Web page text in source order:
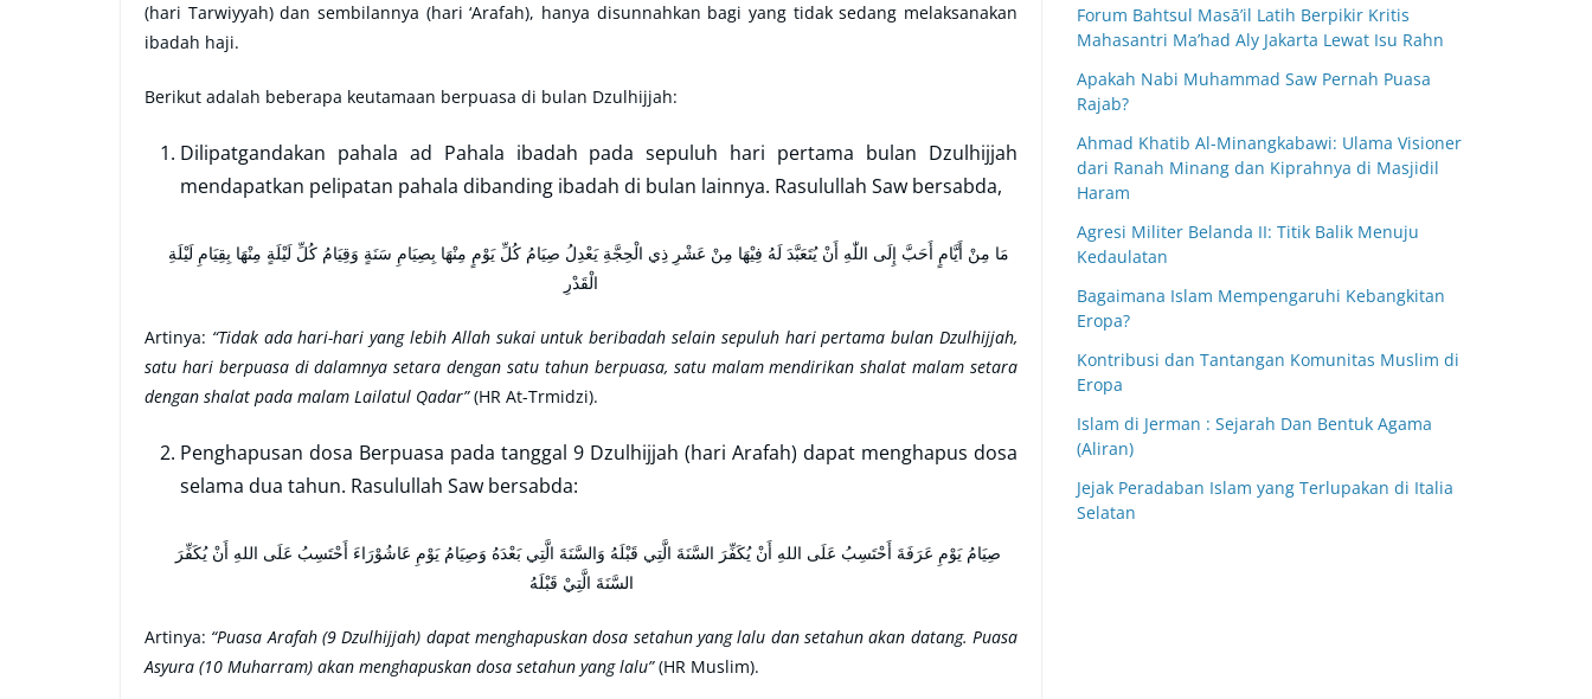
(hari Tarwiyyah) dan sembilannya (hari ‘Arafah), hanya disunnahkan bagi yang tidak sedang melaksanakan
ibadah haji.
Berikut adalah beberapa keutamaan berpuasa di bulan Dzulhijjah:
Dilipatgandakan pahala ad Pahala ibadah pada sepuluh hari pertama bulan Dzulhijjah
mendapatkan pelipatan pahala dibanding ibadah di bulan lainnya. Rasulullah Saw bersabda,
الْقَدْرِ
Artinya: “Tidak ada hari-hari yang lebih Allah sukai untuk beribadah selain sepuluh hari pertama bulan Dzulhijjah,
satu hari berpuasa di dalamnya setara dengan satu tahun berpuasa, satu malam mendirikan shalat malam setara
dengan shalat pada malam Lailatul Qadar”(HR At-Trmidzi).
Penghapusan dosa Berpuasa pada tanggal 9 Dzulhijjah (hari Arafah) dapat menghapus dosa
selama dua tahun. Rasulullah Saw bersabda:
السَّنَةَ الَّتِيْ قَبْلَهُ
Artinya: “Puasa Arafah (9 Dzulhijjah) dapat menghapuskan dosa setahun yang lalu dan setahun akan datang. Puasa
Asyura (10 Muharram) akan menghapuskan dosa setahun yang lalu”(HR Muslim).
Forum Bahtsul Masā’il Latih Berpikir Kritis
Mahasantri Ma’had Aly Jakarta Lewat Isu Rahn
Apakah Nabi Muhammad Saw Pernah Puasa
Rajab?
Ahmad Khatib Al-Minangkabawi: Ulama Visioner
dari Ranah Minang dan Kiprahnya di Masjidil
Haram
Agresi Militer Belanda II: Titik Balik Menuju
Kedaulatan
Bagaimana Islam Mempengaruhi Kebangkitan
Eropa?
Kontribusi dan Tantangan Komunitas Muslim di
Eropa
Islam di Jerman : Sejarah Dan Bentuk Agama
(Aliran)
Jejak Peradaban Islam yang Terlupakan di Italia
Selatan